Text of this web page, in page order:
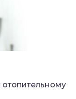
отопительному